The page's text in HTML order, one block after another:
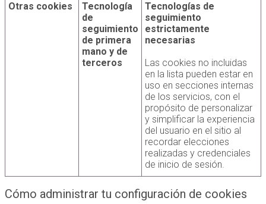
Otras cookies
Tecnología
de
seguimiento
de primera
mano y de
terceros
Tecnologías de
seguimiento
estrictamente
necesarias
Las cookies no incluidas
en la lista pueden estar en
uso en secciones internas
de los servicios, con el
propósito de personalizar
y simplificar la experiencia
del usuario en el sitio al
recordar elecciones
realizadas y credenciales
de inicio de sesión.
Cómo administrar tu configuración de cookies